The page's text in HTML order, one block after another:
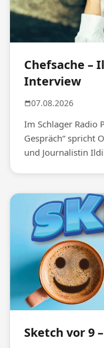
Chefsache –
Interview
07.08.2026
Im Schlager Radio
Gespräch“ spricht
und Journalistin
Sketch vor 9